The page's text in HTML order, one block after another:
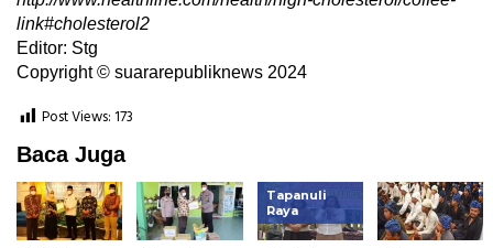
link#cholesterol2
Editor: Stg
Copyright © suararepubliknews 2024
Post Views: 173
Baca Juga
Tapanuli
Raya